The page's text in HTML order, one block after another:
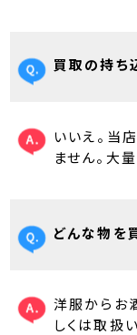
買取の持ち
いいえ。当
ません。大
どんな物を
洋服からお
しくは取扱